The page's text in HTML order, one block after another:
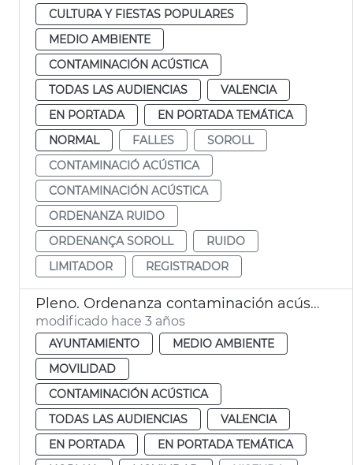
CULTURA Y FIESTAS POPULARES
MEDIO AMBIENTE
CONTAMINACIÓN ACÚSTICA
TODAS LAS AUDIENCIAS
VALENCIA
EN PORTADA
EN PORTADA TEMÁTICA
NORMAL
FALLES
SOROLL
CONTAMINACIÓ ACÚSTICA
CONTAMINACIÓN ACÚSTICA
ORDENANZA RUIDO
ORDENANÇA SOROLL
RUIDO
LIMITADOR
REGISTRADOR
Pleno. Ordenanza contaminación acústica y Plan Director Bicicleta
modificado hace 3 años
AYUNTAMIENTO
MEDIO AMBIENTE
MOVILIDAD
CONTAMINACIÓN ACÚSTICA
TODAS LAS AUDIENCIAS
VALENCIA
EN PORTADA
EN PORTADA TEMÁTICA